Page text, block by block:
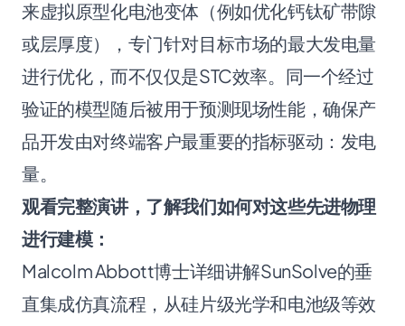
来虚拟原型化电池变体（例如优化钙钛矿带隙
或层厚度），专门针对目标市场的最大发电量
进行优化，而不仅仅是STC效率。同一个经过
验证的模型随后被用于预测现场性能，确保产
品开发由对终端客户最重要的指标驱动：发电
量。
观看完整演讲，了解我们如何对这些先进物理
进行建模：
Malcolm Abbott博士详细讲解SunSolve的垂
直集成仿真流程，从硅片级光学和电池级等效